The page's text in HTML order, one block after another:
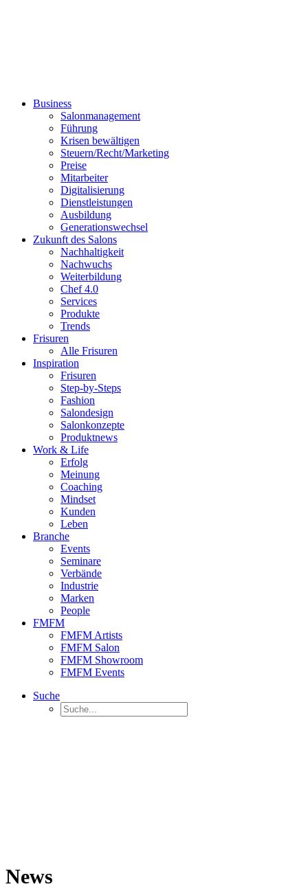
Business
Salonmanagement
Führung
Krisen bewältigen
Steuern/Recht/Marketing
Preise
Mitarbeiter
Digitalisierung
Dienstleistungen
Ausbildung
Generationswechsel
Zukunft des Salons
Nachhaltigkeit
Nachwuchs
Weiterbildung
Chef 4.0
Services
Produkte
Trends
Frisuren
Alle Frisuren
Inspiration
Frisuren
Step-by-Steps
Fashion
Salondesign
Salonkonzepte
Produktnews
Work & Life
Erfolg
Meinung
Coaching
Mindset
Kunden
Leben
Branche
Events
Seminare
Verbände
Industrie
Marken
People
FMFM
FMFM Artists
FMFM Salon
FMFM Showroom
FMFM Events
Suche
News